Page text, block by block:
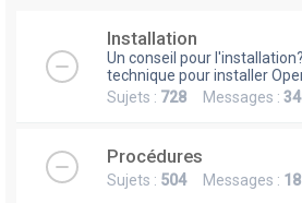
Installation
Un conseil pour
technique pour installer
Sujets : 728 Messages :
Procédures
Sujets : 504Messages :